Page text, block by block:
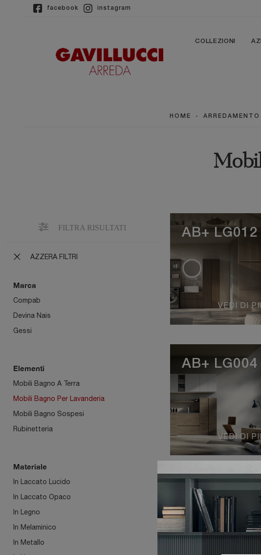
facebook instagram
COLLEZIONI
HOME - ARREDAMENTO
FILTRA RISULTATI
AZZERA FILTRI
Marca
Compab
Devina Nais
Gessi
Elementi
Mobili Bagno A Terra
Mobili Bagno Per Lavanderia
Mobili Bagno Sospesi
Rubinetteria
Materiale
In Laccato Lucido
In Laccato Opaco
In Legno
In Melaminico
In Metallo
VEDI DI
AB+ LG012
VEDI DI
AB+ LG004
AB+ LG002